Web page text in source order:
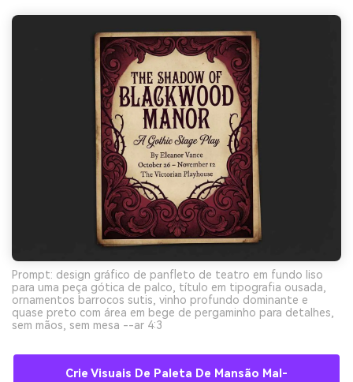
Prompt: design gráfico de panfleto de teatro em fundo liso
para uma peça gótica de palco, título em tipografia ousada,
ornamentos barrocos sutis, vinho profundo dominante e
quase preto com área em bege de pergaminho para detalhes,
sem mãos, sem mesa --ar 4:3
Crie Visuais De Paleta De Mansão Mal-